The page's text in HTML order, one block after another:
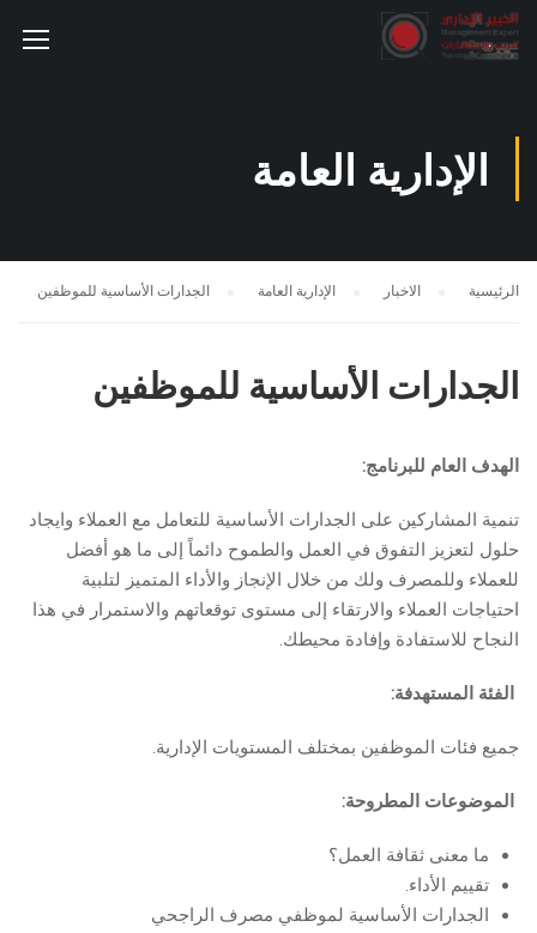
الإدارية العامة
الرئيسية الاخبار الإدارية العامة الجدارات الأساسية للموظفين
الجدارات الأساسية للموظفين
الهدف العام للبرنامج:
تنمية المشاركين على الجدارات الأساسية للتعامل مع العملاء وايجاد
حلول لتعزيز التفوق في العمل والطموح دائماً إلى ما هو أفضل
للعملاء وللمصرف ولك من خلال الإنجاز والأداء المتميز لتلبية
احتياجات العملاء والارتقاء إلى مستوى توقعاتهم والاستمرار في هذا
النجاح للاستفادة وإفادة محيطك.
الفئة المستهدفة:
جميع فئات الموظفين بمختلف المستويات الإدارية.
الموضوعات المطروحة:
ما معنى ثقافة العمل؟
تقييم الأداء.
الجدارات الأساسية لموظفي مصرف الراجحي